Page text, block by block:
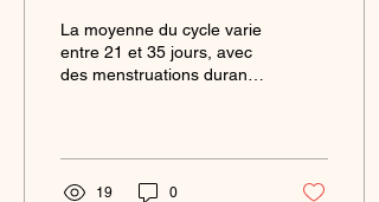
vaginaux anormaux :
causes, diagnostic
et options de
La moyenne du cycle varie
entre 21 et 35 jours, avec
des menstruations durant
19 0